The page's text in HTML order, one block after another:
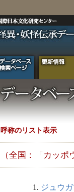
呼称のリスト表示
（全国：「カッポ
1. ジュウ